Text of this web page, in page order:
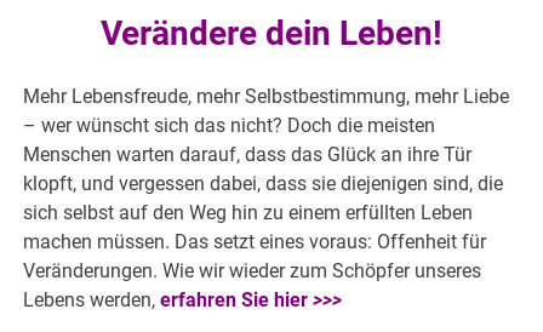
Verändere dein Leben!
Mehr Lebensfreude, mehr Selbstbestimmung, mehr Liebe
– wer wünscht sich das nicht? Doch die meisten
Menschen warten darauf, dass das Glück an ihre Tür
klopft, und vergessen dabei, dass sie diejenigen sind, die
sich selbst auf den Weg hin zu einem erfüllten Leben
machen müssen. Das setzt eines voraus: Offenheit für
Veränderungen. Wie wir wieder zum Schöpfer unseres
Lebens werden, erfahren Sie hier>>>